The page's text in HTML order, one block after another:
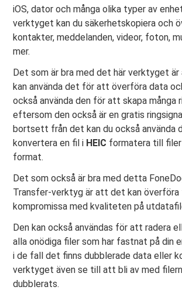
iOS, dator och många olika typer av
verktyget kan du säkerhetskopiera och
kontakter, meddelanden, videor, foton,
mer.
Det som är bra med det här verktyget
kan använda det för att överföra data
också använda den för att skapa många
eftersom den också är en gratis
bortsett från det kan du också använda
konvertera en fil i HEIC formatera till
format.
Det som också är bra med detta
Transfer-verktyg är att det kan överföra
kompromissa med kvaliteten på
Den kan också användas för att radera
alla onödiga filer som har fastnat på din
i de fall det finns dubblerade data eller
verktyget även se till att bli av med
dubblerats.